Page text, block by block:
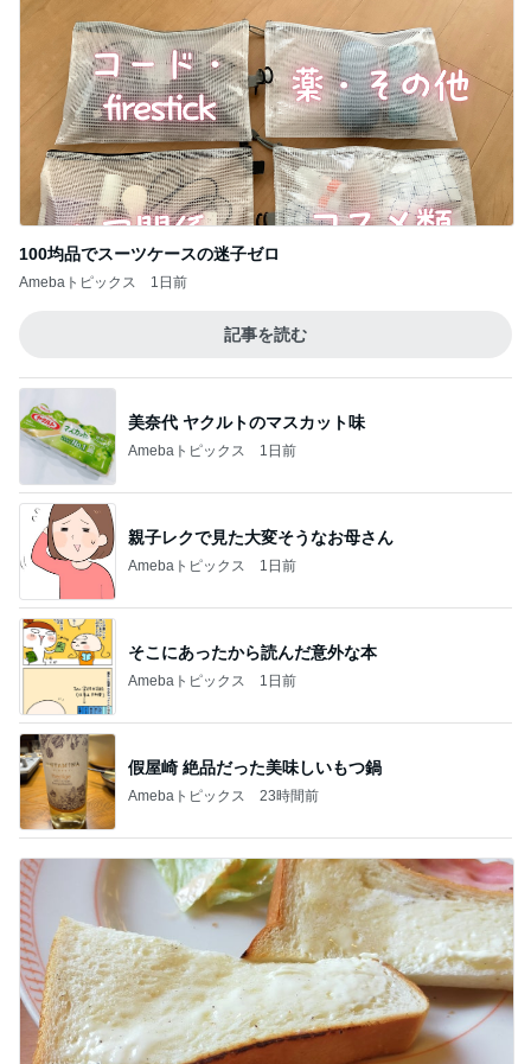
100均品でスーツケースの迷子ゼロ
Amebaトピックス 1日前
記事を読む
美奈代 ヤクルトのマスカット味
Amebaトピックス 1日前
親子レクで見た大変そうなお母さん
Amebaトピックス 1日前
そこにあったから読んだ意外な本
Amebaトピックス 1日前
假屋崎 絶品だった美味しいもつ鍋
Amebaトピックス 23時間前